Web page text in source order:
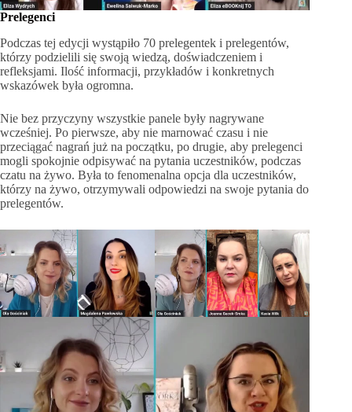
Prelegenci
Podczas tej edycji wystąpiło 70 prelegentek i prelegentów,
którzy podzielili się swoją wiedzą, doświadczeniem i
refleksjami. Ilość informacji, przykładów i konkretnych
wskazówek była ogromna.
Nie bez przyczyny wszystkie panele były nagrywane
wcześniej. Po pierwsze, aby nie marnować czasu i nie
przeciągać nagrań już na początku, po drugie, aby prelegenci
mogli spokojnie odpisywać na pytania uczestników, podczas
czatu na żywo. Była to fenomenalna opcja dla uczestników,
którzy na żywo, otrzymywali odpowiedzi na swoje pytania do
prelegentów.